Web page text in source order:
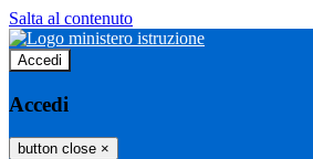
Salta al contenuto
Accedi
Accedi
button close ×